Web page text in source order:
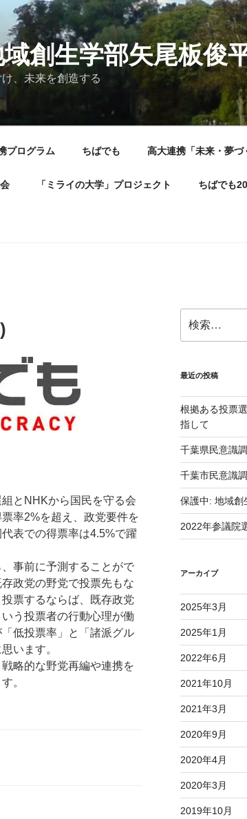
創生学部矢尾板俊
、未来を創造する
プログラム ちばでも 高大連携「未来・夢づ
「ミライの大学」プロジェクト ちばでも
とNHKから国民を守る会
率2%を超え、政党要件を
表での得票率は4.5%で躍
事前に予測することがで
政党の野党で投票先もな
票するならば、既存政党
う投票者の行動心理が働
低投票率」と「諸派グル
います。
略的な野党再編や連携を
。
索:
最近の投稿
根拠ある投票
指して
千葉県民意識
千葉市民意識
保護中: 地域創
2022年参議院
アーカイブ
2025年3月
2025年1月
2022年6月
2021年10月
2021年3月
2020年9月
2020年4月
2020年3月
2019年10月